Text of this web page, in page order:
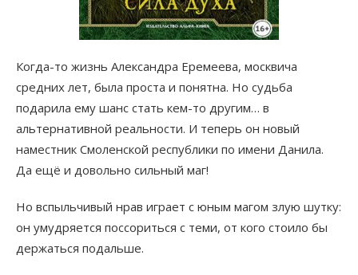
Когда-то жизнь Александра Еремеева, москвича
средних лет, была проста и понятна. Но судьба
подарила ему шанс стать кем-то другим… в
альтернативной реальности. И теперь он новый
наместник Смоленской республики по имени Данила.
Да ещё и довольно сильный маг!
Но вспыльчивый нрав играет с юным магом злую шутку:
он умудряется поссориться с теми, от кого стоило бы
держаться подальше.